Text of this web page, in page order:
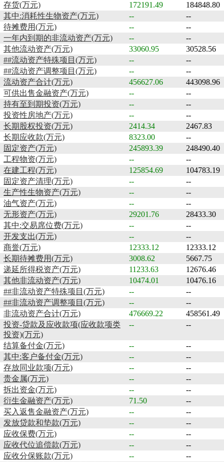
存货(万元)
172191.49
184848.80
其中:消耗性生物资产(万元)
--
--
待摊费用(万元)
--
--
一年内到期的非流动资产(万元)
--
--
其他流动资产(万元)
33060.95
30528.56
##流动资产特殊项目(万元)
--
--
##流动资产调整项目(万元)
--
--
流动资产合计(万元)
456627.06
443098.96
可供出售金融资产(万元)
--
--
持有至到期投资(万元)
--
--
投资性房地产(万元)
--
--
长期股权投资(万元)
2414.34
2467.83
长期应收款(万元)
8323.00
--
固定资产(万元)
245893.39
248490.40
工程物资(万元)
--
--
在建工程(万元)
125854.69
104783.19
固定资产清理(万元)
--
--
生产性生物资产(万元)
--
--
油气资产(万元)
--
--
无形资产(万元)
29201.76
28433.30
其中:交易席位费(万元)
--
--
开发支出(万元)
--
--
商誉(万元)
12333.12
12333.12
长期待摊费用(万元)
3008.62
5667.75
递延所得税资产(万元)
11233.63
12676.46
其他非流动资产(万元)
10474.01
10476.16
##非流动资产特殊项目(万元)
--
--
##非流动资产调整项目(万元)
--
--
非流动资产合计(万元)
476669.22
458561.49
投资-贷款及应收款项(应收款项类
投资)(万元)
-- --
结算备付金(万元) --
--
其中:客户备付金(万元)
--
--
存放同业款项(万元)
--
--
贵金属(万元)
--
--
拆出资金(万元)
--
--
衍生金融资产(万元)
71.50
--
买入返售金融资产(万元)
--
--
发放贷款和垫款(万元)
--
--
应收保费(万元)
--
--
应收代位追偿款(万元)
--
--
应收分保账款(万元)
--
--